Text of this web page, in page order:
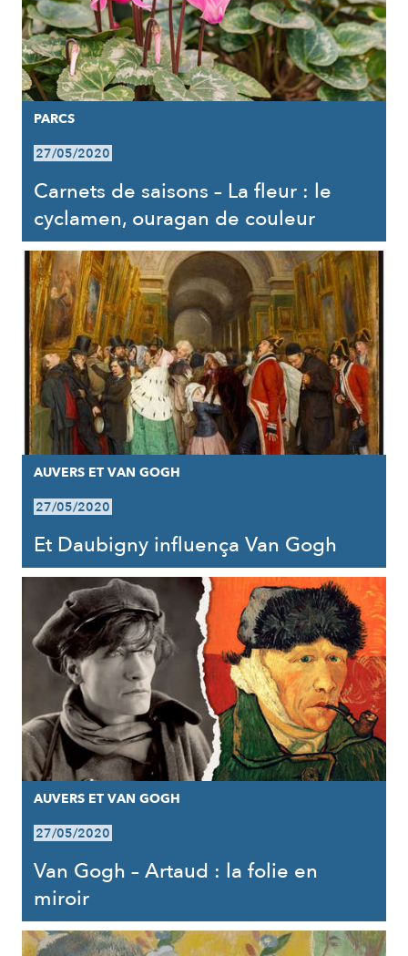
PARCS
27/05/2020
Carnets de saisons – La fleur : le
cyclamen, ouragan de couleur
AUVERS ET VAN GOGH
27/05/2020
Et Daubigny influença Van Gogh
AUVERS ET VAN GOGH
27/05/2020
Van Gogh – Artaud : la folie en
miroir